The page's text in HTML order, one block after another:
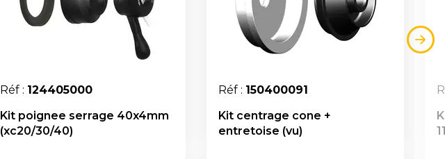
Réf : 124405000
Kit poignee serrage 40x4mm
(xc20/30/40)
Réf : 150400091
Kit centrage cone +
entretoise (vu)